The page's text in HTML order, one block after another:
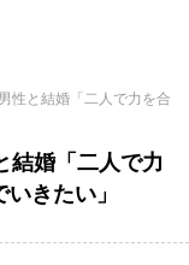
性と結婚「二人で力を合
結婚「二人で力
きたい」